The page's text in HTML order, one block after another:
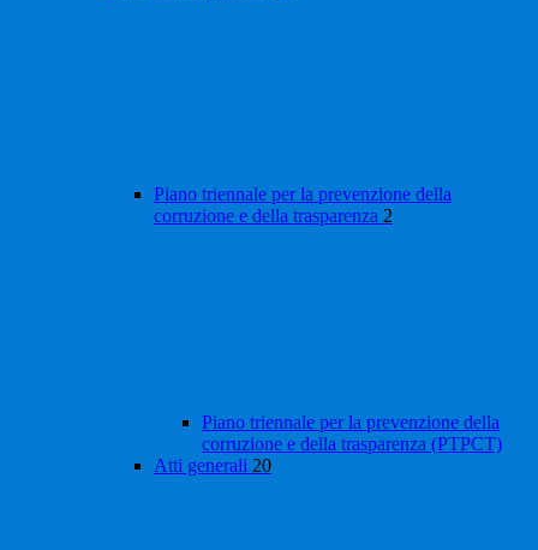
Piano triennale per la prevenzione della
corruzione e della trasparenza 2
Piano triennale per la prevenzione della
corruzione e della trasparenza (PTPCT)
Atti generali 20